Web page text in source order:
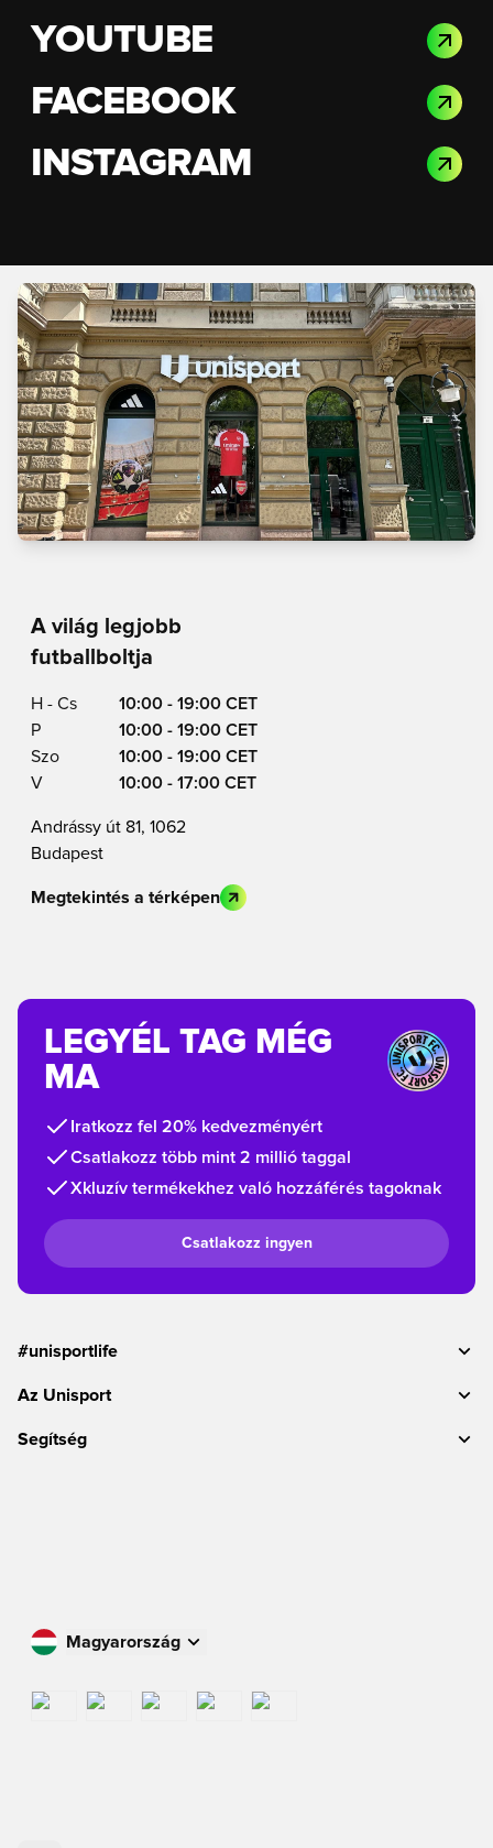
YOUTUBE
FACEBOOK
INSTAGRAM
A világ legjobb
futballboltja
H - Cs
10:00 - 19:00 CET
P
10:00 - 19:00 CET
Szo
10:00 - 19:00 CET
V
10:00 - 17:00 CET
Andrássy út 81, 1062
Budapest
Megtekintés a térképen
LEGYÉL TAG MÉG
MA
Iratkozz fel 20% kedvezményért
Csatlakozz több mint 2 millió taggal
Xkluzív termékekhez való hozzáférés tagoknak
Csatlakozz ingyen
#unisportlife
Az Unisport
Segítség
Magyarország